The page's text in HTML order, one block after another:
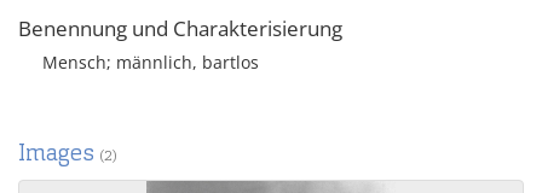
Benennung und Charakterisierung
Mensch; männlich, bartlos
Images (2)